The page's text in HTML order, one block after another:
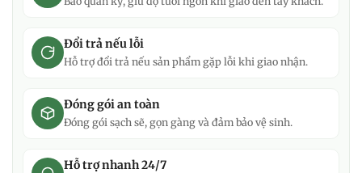
Đổi trả nếu lỗi
Hỗ trợ đổi trả nếu sản phẩm gặp lỗi khi giao nhận.
Đóng gói an toàn
Đóng gói sạch sẽ, gọn gàng và đảm bảo vệ sinh.
Hỗ trợ nhanh 24/7